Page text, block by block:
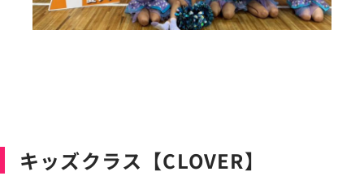
キッズクラス【CLOVER】